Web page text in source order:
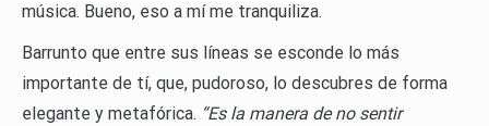
música. Bueno, eso a mí me tranquiliza.
Barrunto que entre sus líneas se esconde lo más
importante de tí, que, pudoroso, lo descubres de forma
elegante y metafórica. “Es la manera de no sentir